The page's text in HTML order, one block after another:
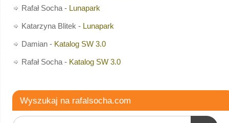
Rafał Socha- Lunapark
Katarzyna Blitek - Lunapark
Damian- Katalog SW 3.0
Rafał Socha- Katalog SW 3.0
Wyszukaj na rafalsocha.com